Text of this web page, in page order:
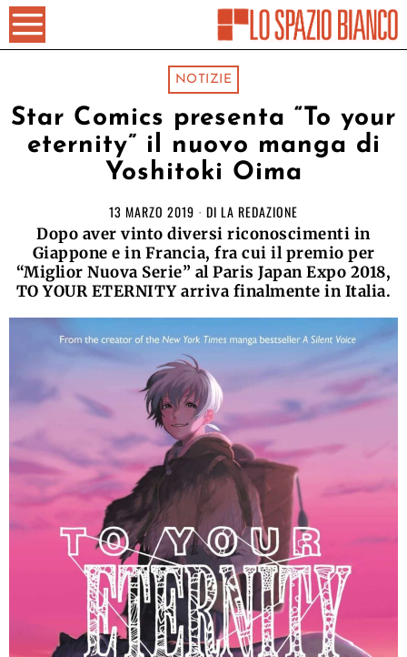
NOTIZIE
Star Comics presenta “To your
eternity” il nuovo manga di
Yoshitoki Oima
13 MARZO 2019 DI LA REDAZIONE
Dopo aver vinto diversi riconoscimenti in
Giappone e in Francia, fra cui il premio per
“Miglior Nuova Serie” al Paris Japan Expo 2018,
TO YOUR ETERNITY arriva finalmente in Italia.